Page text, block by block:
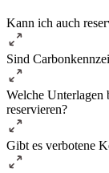
Kann ich auch
Sind
Welche Unterlagen
reservieren?
Gibt es verbotene